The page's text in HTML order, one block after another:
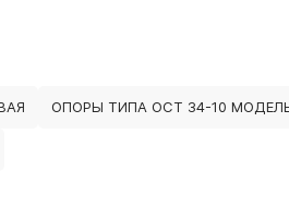
ОПОРЫ ТИПА ОСТ 34-10 МОДЕЛЬ